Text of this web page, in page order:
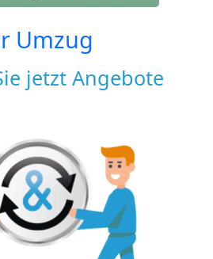
Umzug
jetzt Angebote